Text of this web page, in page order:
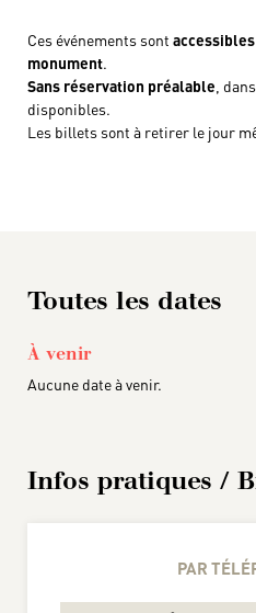
Ces événements sont
monument.
Sans réservation préalable ,
disponibles.
Les billets sont à retirer le jour
Toutes les dates
À venir
Aucune date à venir.
Infos pratiques /
PAR